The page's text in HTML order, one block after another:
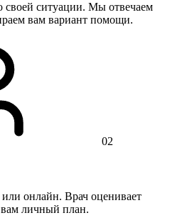
своей ситуации. Мы отвечаем
вам вариант помощи.
02
онлайн. Врач оценивает
вам личный план.